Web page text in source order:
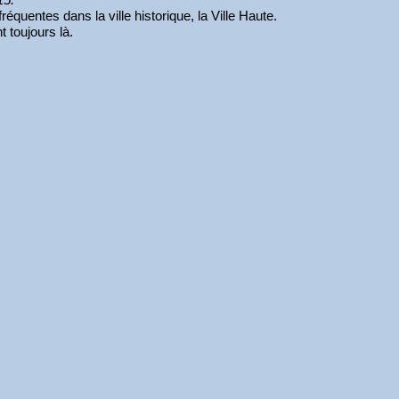
dans la ville historique, la Ville Haute.
toujours là.